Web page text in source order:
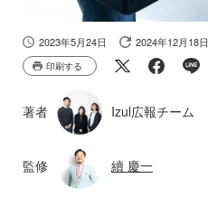
2023年5月24日 2024年12月18日
印刷する
著者 Izul広報チーム
監修 續 慶一